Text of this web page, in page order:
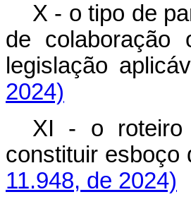
X - o tipo de
de colaboração
legislação
2024)
XI - o roteiro
constituir
11.948, de 2024)